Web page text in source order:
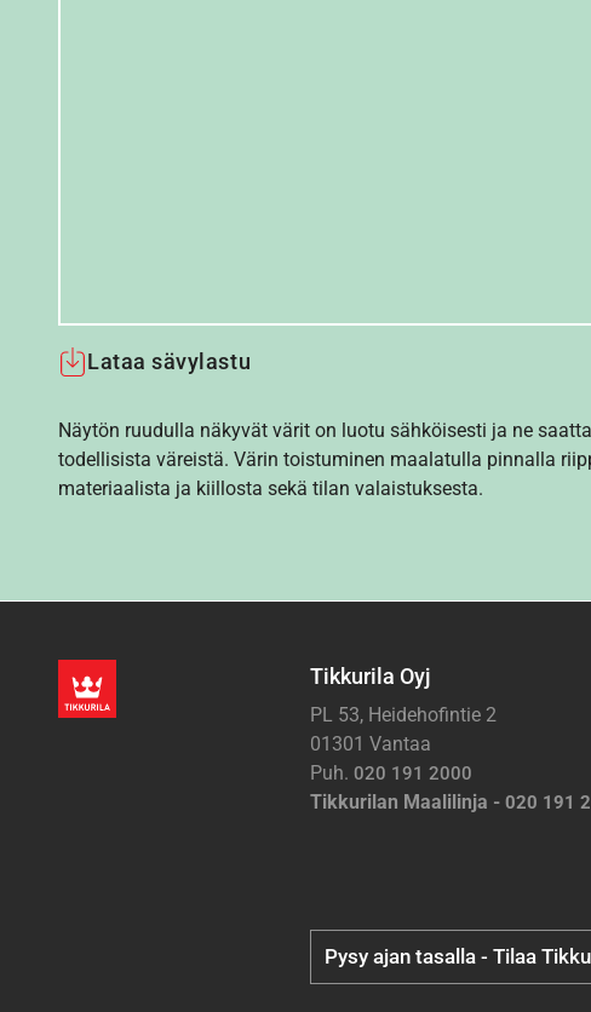
Lataa sävylastu
Näytön ruudulla näkyvät värit on luotu sähköisesti ja ne
todellisista väreistä. Värin toistuminen maalatulla pinnalla
materiaalista ja kiillosta sekä tilan valaistuksesta.
Tikkurila Oyj
PL 53, Heidehofintie 2
01301 Vantaa
Puh. 020 191 2000
Tikkurilan Maalilinja - 020 191
Pysy ajan tasalla - Tilaa